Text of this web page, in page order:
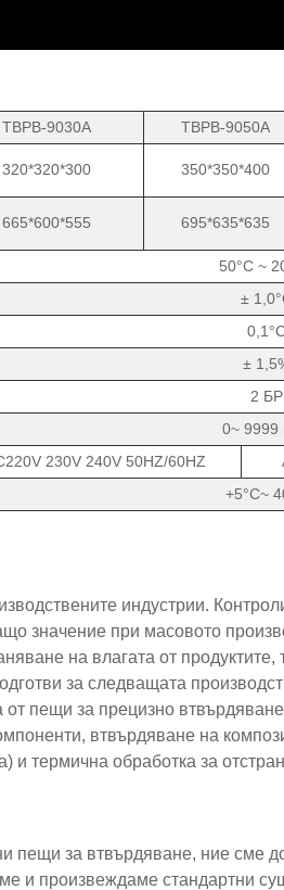
TBPB-9030A TBPB-9050A
320*320*300 350*350*400
665*600*555 695*635*635
50°C ~
±
±
2 БР
0~ 9999
230V 240V 50HZ/60HZ
+5°C~
индустрии.
значение при масовото
на влагата от
за следващата
пещи за прецизно
втвърдяване на
и термична обработка за
пещи за втвърдяване, ние сме
и произвеждаме стандартни